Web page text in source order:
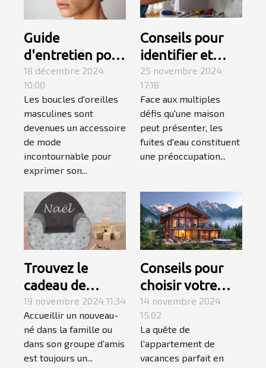
Guide
d'entretien pour
boucles
d'oreilles
masculines
18 décembre 2024
10:00
Les boucles d'oreilles
masculines sont
devenues un accessoire
de mode
incontournable pour
exprimer son...
Conseils pour
identifier et
réparer les
fuites d'eau
chez soi
25 novembre 2024
17:18
Face aux multiples
défis qu'une maison
peut présenter, les
fuites d'eau constituent
une préoccupation...
Trouvez le
cadeau de
naissance
parfait avec les
produits
personnalisés de
19 novembre 2024 11:34
Accueillir un nouveau-
né dans la famille ou
dans son groupe d’amis
est toujours un...
Conseils pour
choisir votre
appartement de
vacances en
montagne
14 novembre 2024
15:02
La quête de
l'appartement de
vacances parfait en